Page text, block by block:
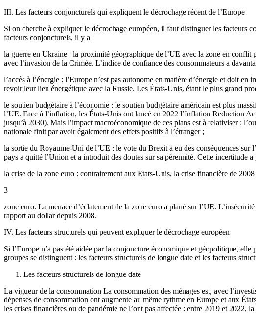
III. Les facteurs conjoncturels qui expliquent le décrochage récent de l’Europe
Si on cherche à expliquer le décrochage européen, il faut distinguer les facteurs
facteurs conjoncturels, il y a :
la guerre en Ukraine : la proximité géographique de l’UE avec la zone en conflit
avec l’invasion de la Crimée. L’indice de confiance des consommateurs a
l’accès à l’énergie : l’Europe n’est pas autonome en matière d’énergie et doit
revoir leur lien énergétique avec la Russie. Les États-Unis, étant le plus grand
le soutien budgétaire à l’économie : le soutien budgétaire américain est plus
l’UE. Face à l’inflation, les États-Unis ont lancé en 2022 l’Inflation Reduction
jusqu’à 2030). Mais l’impact macroéconomique de ces plans est à relativiser :
nationale finit par avoir également des effets positifs à l’étranger ;
la sortie du Royaume-Uni de l’UE : le vote du Brexit a eu des conséquences sur
pays a quitté l’Union et a introduit des doutes sur sa pérennité. Cette incertitude a
la crise de la zone euro : contrairement aux États-Unis, la crise financière de
3
zone euro. La menace d’éclatement de la zone euro a plané sur l’UE.
rapport au dollar depuis 2008.
IV. Les facteurs structurels qui peuvent expliquer le décrochage européen
Si l’Europe n’a pas été aidée par la conjoncture économique et géopolitique,
groupes se distinguent : les facteurs structurels de longue date et les facteurs
Les facteurs structurels de longue date
La vigueur de la consommation La consommation des ménages est, avec
dépenses de consommation ont augmenté au même rythme en Europe et aux
les crises financières ou de pandémie ne l’ont pas affectée : entre 2019 et 2022,